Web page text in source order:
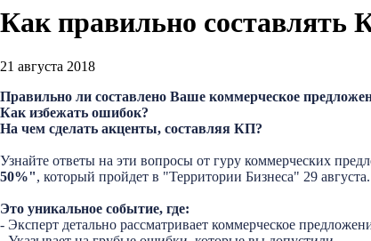
Как правильно составлять
21 августа 2018
Правильно ли составлено Ваше коммерческое
Как избежать ошибок?
На чем сделать акценты, составляя КП?
Узнайте ответы на эти вопросы от гуру коммерческих
50%", который пройдет в "Территории Бизнеса" 29 августа.
Это уникальное событие, где:
- Эксперт детально рассматривает коммерческое